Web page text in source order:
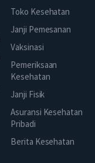
Toko Kesehatan
Janji Pemesanan
Vaksinasi
Pemeriksaan
Kesehatan
Janji Fisik
Asuransi Kesehatan
Pribadi
Berita Kesehatan